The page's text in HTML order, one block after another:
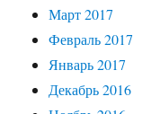
Март 2017
Февраль 2017
Январь 2017
Декабрь 2016